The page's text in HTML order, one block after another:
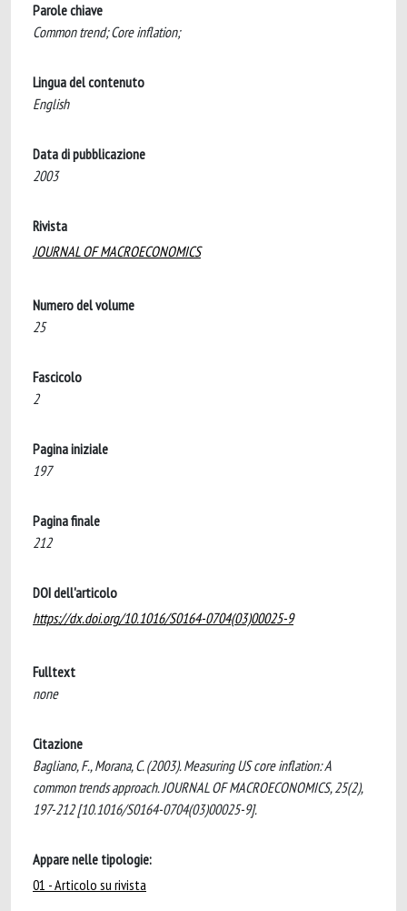
Parole chiave
Common trend; Core inflation;
Lingua del contenuto
English
Data di pubblicazione
2003
Rivista
JOURNAL OF MACROECONOMICS
Numero del volume
25
Fascicolo
2
Pagina iniziale
197
Pagina finale
212
DOI dell'articolo
https://dx.doi.org/10.1016/S0164-0704(03)00025-9
Fulltext
none
Citazione
Bagliano, F., Morana, C. (2003). Measuring US core inflation: A
common trends approach. JOURNAL OF MACROECONOMICS, 25(2),
197-212 [10.1016/S0164-0704(03)00025-9].
Appare nelle tipologie:
01 - Articolo su rivista